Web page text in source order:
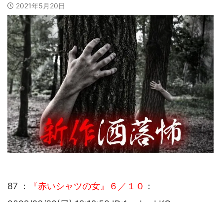
2021年5月20日
87 ： 『赤いシャツの女』６／１０ ：